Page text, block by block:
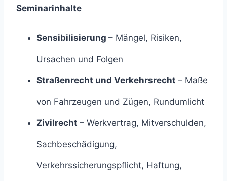
Seminarinhalte
Sensibilisierung – Mängel, Risiken,
Ursachen und Folgen
Straßenrecht und Verkehrsrecht – Maße
von Fahrzeugen und Zügen, Rundumlicht
Zivilrecht – Werkvertrag, Mitverschulden,
Sachbeschädigung,
Verkehrssicherungspflicht, Haftung,